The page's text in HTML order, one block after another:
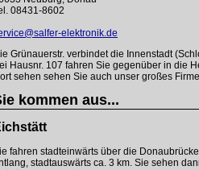
08431-8602
elektronik.de
Grünauerstr. verbindet die Innenstadt
Hausnr. 107 fahren Sie gegenüber in die
sehen sehen Sie auch unser großes
kommen aus...
fahren stadteinwärts über die
stadtauswärts ca. 3 km. Sie sehen